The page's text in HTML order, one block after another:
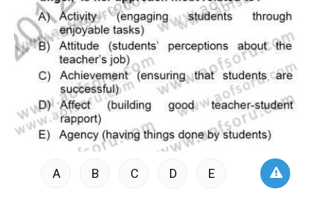
A B C D E